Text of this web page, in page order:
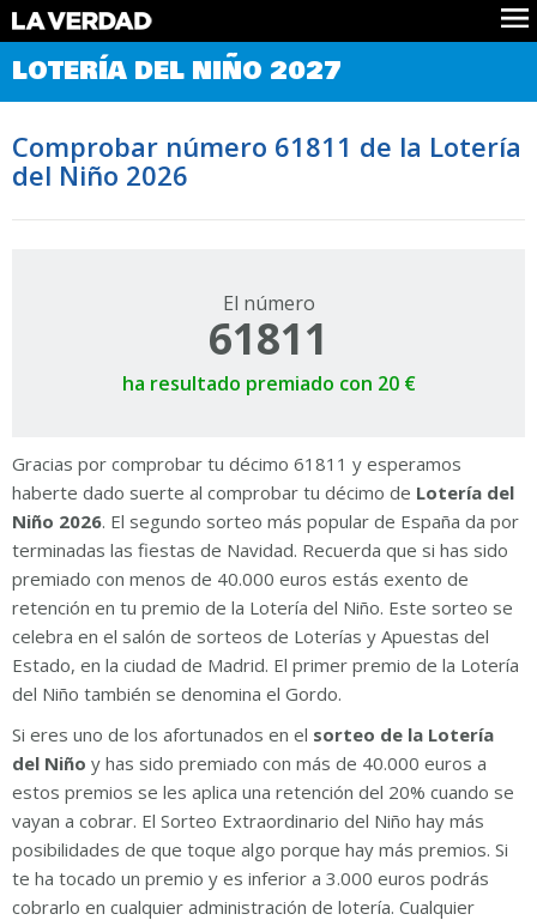
Comprobar Loteria del Niño
Premios
Noticias
Datos
Historia
LOTERÍA DEL NIÑO 2027
Comprobar número 61811 de la Lotería
del Niño 2026
El número
61811
ha resultado premiado con 20 €
Gracias por comprobar tu décimo 61811 y esperamos
haberte dado suerte al comprobar tu décimo de Lotería del
Niño 2026. El segundo sorteo más popular de España da por
terminadas las fiestas de Navidad. Recuerda que si has sido
premiado con menos de 40.000 euros estás exento de
retención en tu premio de la Lotería del Niño. Este sorteo se
celebra en el salón de sorteos de Loterías y Apuestas del
Estado, en la ciudad de Madrid. El primer premio de la Lotería
del Niño también se denomina el Gordo.
Si eres uno de los afortunados en el sorteo de la Lotería
del Niño y has sido premiado con más de 40.000 euros a
estos premios se les aplica una retención del 20% cuando se
vayan a cobrar. El Sorteo Extraordinario del Niño hay más
posibilidades de que toque algo porque hay más premios. Si
te ha tocado un premio y es inferior a 3.000 euros podrás
cobrarlo en cualquier administración de lotería. Cualquier